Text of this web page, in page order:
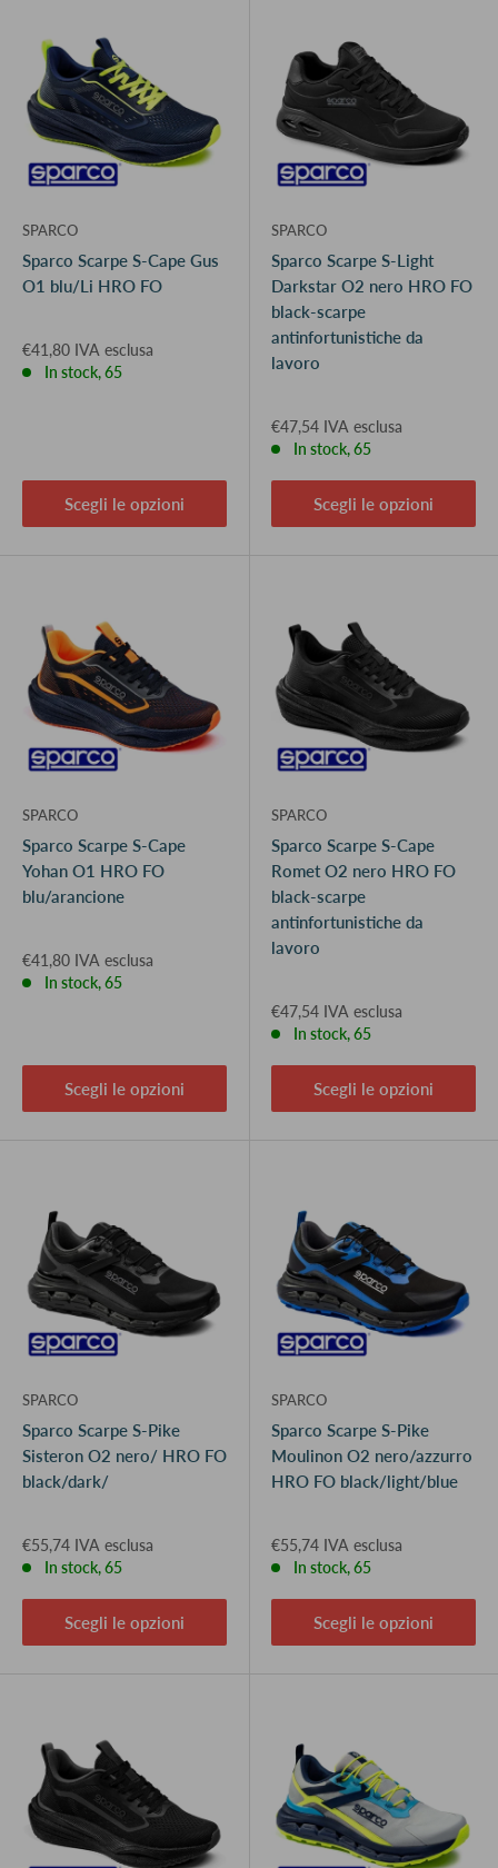
SPARCO
Sparco Scarpe S-Cape Gus
O1 blu/Li HRO FO
€41,80 IVA esclusa
In stock, 65
Scegli le opzioni
SPARCO
Sparco Scarpe S-Light
Darkstar O2 nero HRO FO
black-scarpe
antinfortunistiche da
lavoro
€47,54 IVA esclusa
In stock, 65
Scegli le opzioni
SPARCO
Sparco Scarpe S-Cape
Yohan O1 HRO FO
blu/arancione
€41,80 IVA esclusa
In stock, 65
Scegli le opzioni
SPARCO
Sparco Scarpe S-Cape
Romet O2 nero HRO FO
black-scarpe
antinfortunistiche da
lavoro
€47,54 IVA esclusa
In stock, 65
Scegli le opzioni
SPARCO
Sparco Scarpe S-Pike
Sisteron O2 nero/ HRO FO
black/dark/
€55,74 IVA esclusa
In stock, 65
Scegli le opzioni
SPARCO
Sparco Scarpe S-Pike
Moulinon O2 nero/azzurro
HRO FO black/light/blue
€55,74 IVA esclusa
In stock, 65
Scegli le opzioni